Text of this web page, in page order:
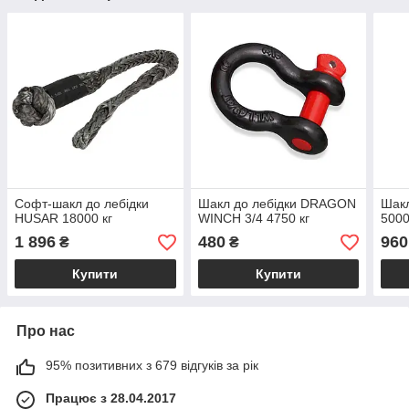
Софт-шакл до лебідки
HUSAR 18000 кг
1 896 ₴
Купити
Шакл до лебідки DRAGON
WINCH 3/4 4750 кг
480₴
Купити
960
Про нас
95% позитивних з 679 відгуків за рік
Працює з 28.04.2017